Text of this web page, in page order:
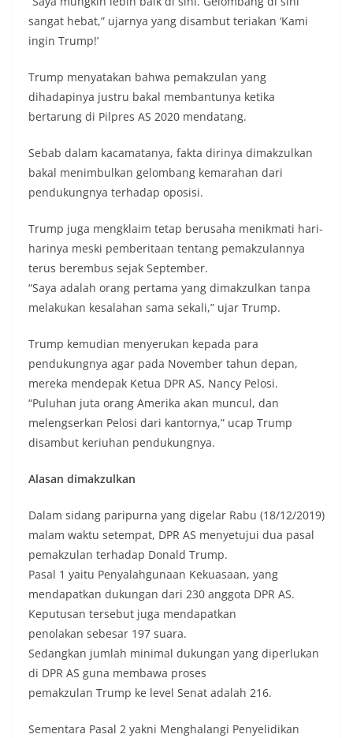
sangat hebat,” ujarnya yang disambut teriakan ‘Kami
ingin Trump!’
Trump menyatakan bahwa pemakzulan yang
dihadapinya justru bakal membantunya ketika
bertarung di Pilpres AS 2020 mendatang.
Sebab dalam kacamatanya, fakta dirinya dimakzulkan
bakal menimbulkan gelombang kemarahan dari
pendukungnya terhadap oposisi.
Trump juga mengklaim tetap berusaha menikmati hari-
harinya meski pemberitaan tentang pemakzulannya
terus berembus sejak September.
“Saya adalah orang pertama yang dimakzulkan tanpa
melakukan kesalahan sama sekali,” ujar Trump.
Trump kemudian menyerukan kepada para
pendukungnya agar pada November tahun depan,
mereka mendepak Ketua DPR AS, Nancy Pelosi.
“Puluhan juta orang Amerika akan muncul, dan
melengserkan Pelosi dari kantornya,” ucap Trump
disambut keriuhan pendukungnya.
Alasan dimakzulkan
Dalam sidang paripurna yang digelar Rabu (18/12/2019)
malam waktu setempat, DPR AS menyetujui dua pasal
pemakzulan terhadap Donald Trump.
Pasal 1 yaitu Penyalahgunaan Kekuasaan, yang
mendapatkan dukungan dari 230 anggota DPR AS.
Keputusan tersebut juga mendapatkan
penolakan sebesar 197 suara.
Sedangkan jumlah minimal dukungan yang diperlukan
di DPR AS guna membawa proses
pemakzulan Trump ke level Senat adalah 216.
Sementara Pasal 2 yakni Menghalangi Penyelidikan